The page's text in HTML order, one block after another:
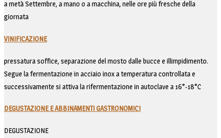
a metà Settembre, a mano o a macchina, nelle ore più fresche della
giornata
VINIFICAZIONE
pressatura soffice, separazione del mosto dalle bucce e illimpidimento.
Segue la fermentazione in acciaio inox a temperatura controllata e
successivamente si attiva la rifermentazione in autoclave a 16°-18°C
DEGUSTAZIONE E ABBINAMENTI GASTRONOMICI
DEGUSTAZIONE